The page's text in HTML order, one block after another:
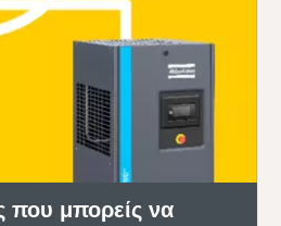
που μπορείς να